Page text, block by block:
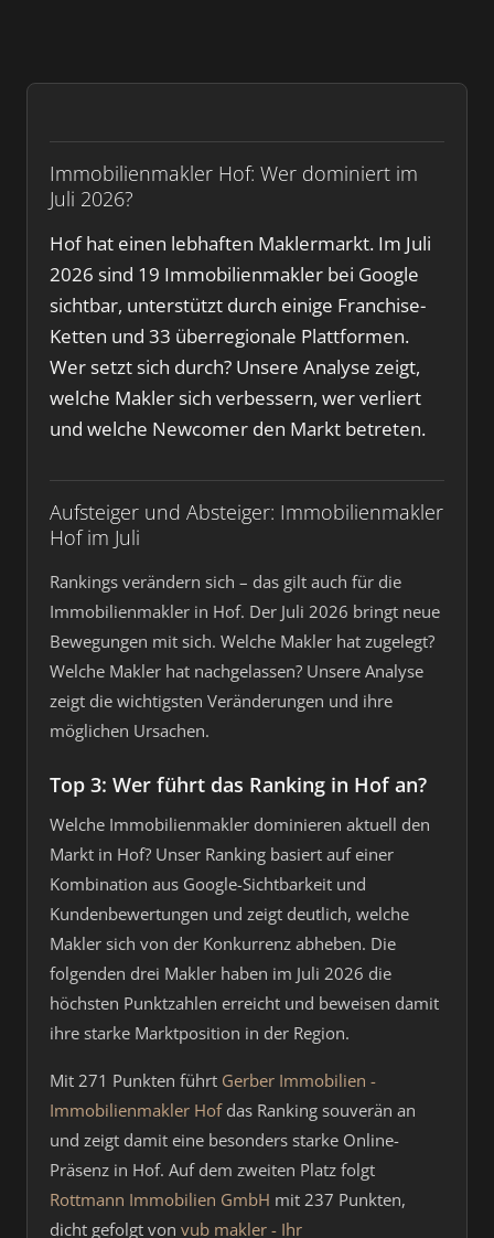
Immobilienmakler Hof: Wer dominiert im
Juli 2026?
Hof hat einen lebhaften Maklermarkt. Im Juli
2026 sind 19 Immobilienmakler bei Google
sichtbar, unterstützt durch einige Franchise-
Ketten und 33 überregionale Plattformen.
Wer setzt sich durch? Unsere Analyse zeigt,
welche Makler sich verbessern, wer verliert
und welche Newcomer den Markt betreten.
Aufsteiger und Absteiger: Immobilienmakler
Hof im Juli
Rankings verändern sich – das gilt auch für die
Immobilienmakler in Hof. Der Juli 2026 bringt neue
Bewegungen mit sich. Welche Makler hat zugelegt?
Welche Makler hat nachgelassen? Unsere Analyse
zeigt die wichtigsten Veränderungen und ihre
möglichen Ursachen.
Top 3: Wer führt das Ranking in Hof an?
Welche Immobilienmakler dominieren aktuell den
Markt in Hof? Unser Ranking basiert auf einer
Kombination aus Google-Sichtbarkeit und
Kundenbewertungen und zeigt deutlich, welche
Makler sich von der Konkurrenz abheben. Die
folgenden drei Makler haben im Juli 2026 die
höchsten Punktzahlen erreicht und beweisen damit
ihre starke Marktposition in der Region.
Mit 271 Punkten führt Gerber Immobilien -
Immobilienmakler Hofdas Ranking souverän an
und zeigt damit eine besonders starke Online-
Präsenz in Hof. Auf dem zweiten Platz folgt
Rottmann Immobilien GmbH mit 237 Punkten,
dicht gefolgt von vub makler - Ihr